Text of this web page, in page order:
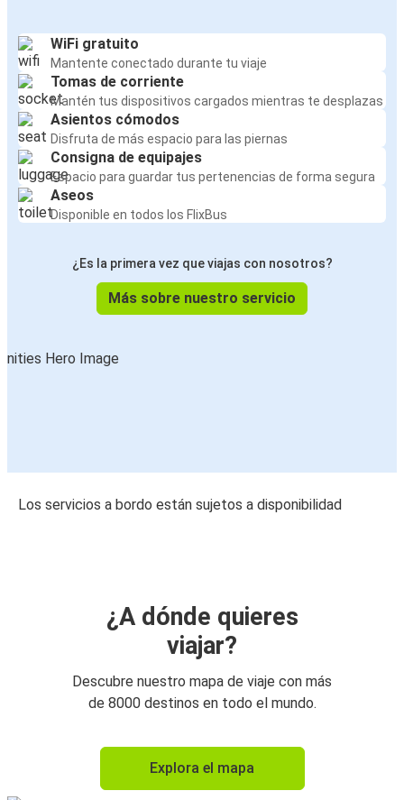
WiFi gratuito
Mantente conectado durante tu viaje
Tomas de corriente
Mantén tus dispositivos cargados mientras te desplazas
Asientos cómodos
Disfruta de más espacio para las piernas
Consigna de equipajes
Espacio para guardar tus pertenencias de forma segura
Aseos
Disponible en todos los FlixBus
¿Es la primera vez que viajas con nosotros?
Más sobre nuestro servicio
Los servicios a bordo están sujetos a disponibilidad
¿A dónde quieres
viajar?
Descubre nuestro mapa de viaje con más
de 8000 destinos en todo el mundo.
Explora el mapa